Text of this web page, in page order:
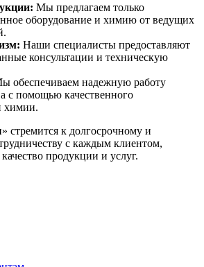
Мы предлагаем только
оборудование и химию от ведущих
Наши специалисты предоставляют
консультации и техническую
обеспечиваем надежную работу
с помощью качественного
химии.
стремится к долгосрочному и
с каждым клиентом,
продукции и услуг.